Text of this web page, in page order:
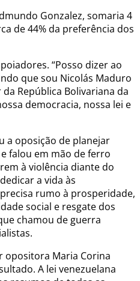
Gonzalez, somaria 4
de 44% da preferência dos
“Posso dizer ao
que sou Nicolás Maduro
República Bolivariana da
democracia, nossa lei e
a oposição de planejar
falou em mão de ferro
à violência diante do
a vida às
rumo à prosperidade,
social e resgate dos
chamou de guerra
opositora Maria Corina
A lei venezuelana